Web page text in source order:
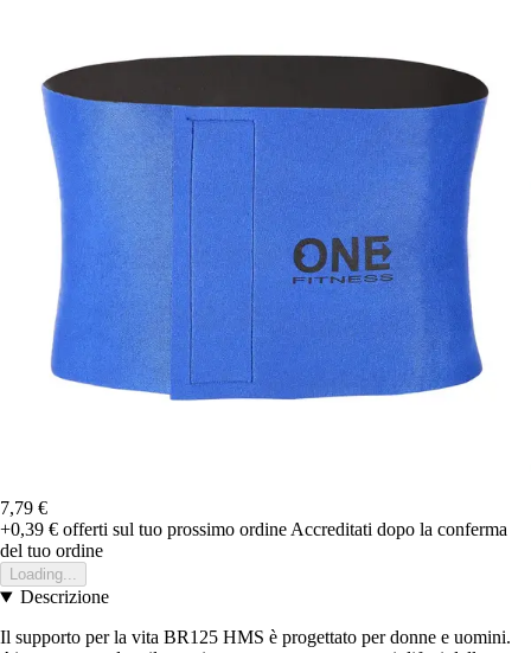
7,79 €
+0,39 € offerti sul tuo prossimo ordine Accreditati dopo la conferma
del tuo ordine
Loading...
Descrizione
Il supporto per la vita BR125 HMS è progettato per donne e uomini.